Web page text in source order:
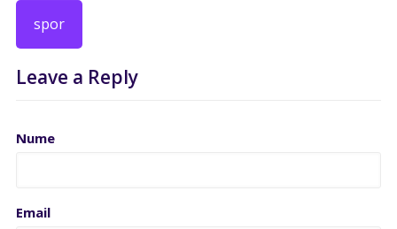
spor
Leave a Reply
Nume
Email